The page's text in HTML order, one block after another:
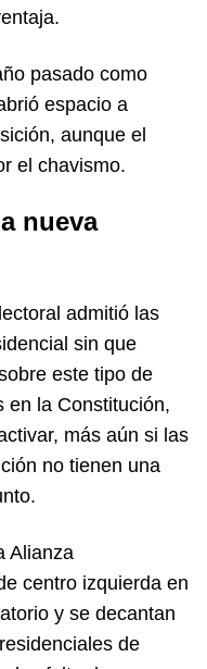
pasado como
espacio a
aunque el
el chavismo.
nueva
admitió las
sin que
este tipo de
en la Constitución,
más aún si las
no tienen una
Alianza
centro izquierda en
y se decantan
de